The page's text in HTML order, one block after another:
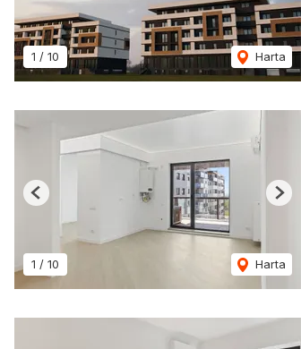
1 / 10 Harta
1 / 10 Harta
Previous Next